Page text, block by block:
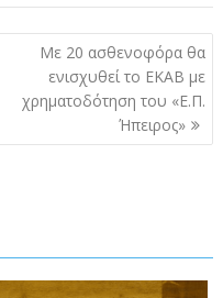
Με 20 ασθενοφόρα θα
ενισχυθεί το ΕΚΑΒ με
χρηματοδότηση του «Ε.Π.
Ήπειρος»